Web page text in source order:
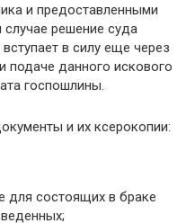
и предоставленными
решение суда
в силу еще через
подаче данного искового
госпошлины.
и их ксерокопии:
для состоящих в браке